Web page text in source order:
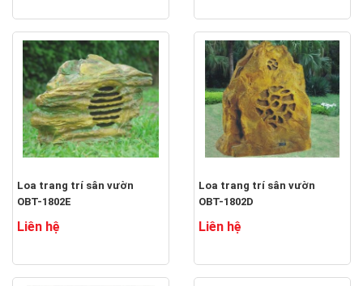
Loa trang trí sân vườn
OBT-1802E
Liên hệ
Loa trang trí sân vườn
OBT-1802D
Liên hệ